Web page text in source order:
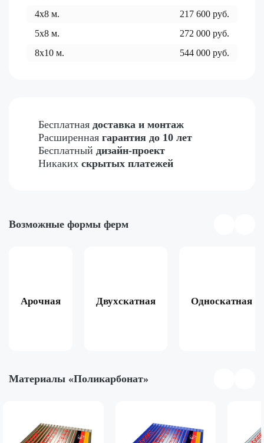
4x8 м. 217 600 руб.
5x8 м. 272 000 руб.
8x10 м. 544 000 руб.
Бесплатная доставка и монтаж
Расширенная гарантия до 10 лет
Бесплатный дизайн-проект
Никаких скрытых платежей
Возможные формы ферм
Арочная Двухскатная Односкатная
Материалы «Поликарбонат»